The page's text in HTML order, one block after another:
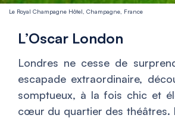
Le Royal Champagne Hôtel, Champagne, France
L’Oscar London
Londres ne cesse de
escapade extraordinaire,
somptueux, à la fois chic et
cœur du quartier des théâtres.